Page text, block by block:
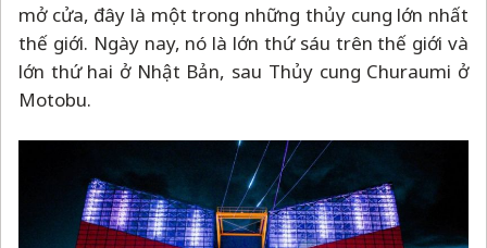
mở cửa, đây là một trong những thủy cung lớn nhất
thế giới. Ngày nay, nó là lớn thứ sáu trên thế giới và
lớn thứ hai ở Nhật Bản, sau Thủy cung Churaumi ở
Motobu.